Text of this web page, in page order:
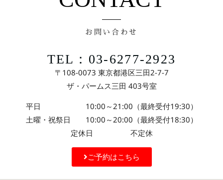
お問い合わせ
TEL：03-6277-2923
〒108-0073 東京都港区三田2-7-7
ザ・パームス三田 403号室
平日 10:00～21:00（最終受付19:30）
土曜・祝祭日 10:00～20:00（最終受付18:30）
定休日 不定休
ご予約はこちら